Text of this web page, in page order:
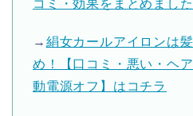
コミ・効果をまとめまし
→ 絹女カールアイロンは
め！【口コミ・悪い・ヘ
動電源オフ】はコチラ